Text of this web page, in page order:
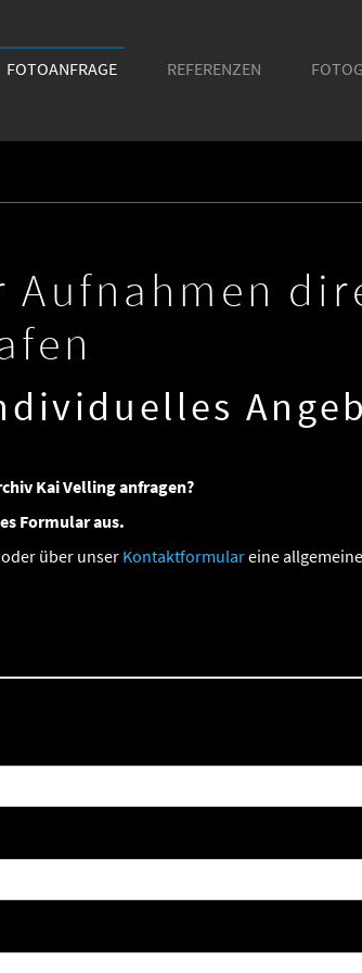
FOTOANFRAGE (CURRENT)REFERENZEN
Aufnahmen
Kai Velling anfragen?
Formular aus.
über unser Kontaktformulareine